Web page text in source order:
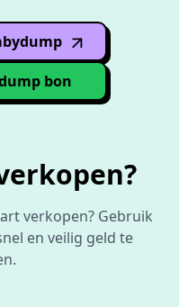
innew window
bon
verkopen? Gebruik
en veilig geld te